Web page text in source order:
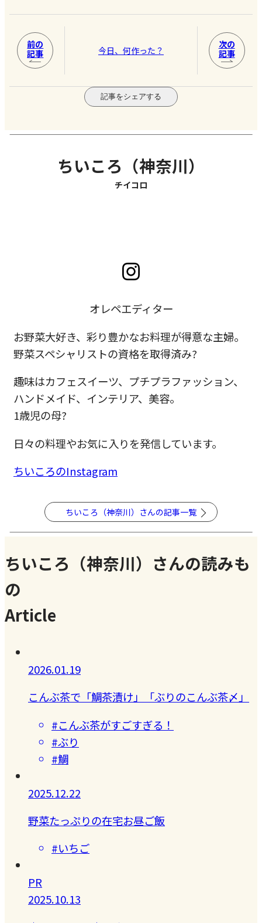
前の
記事
今日、何作った？
次の
記事
記事をシェアする
ちいころ（神奈川）
チイコロ
オレペエディター
お野菜大好き、彩り豊かなお料理が得意な主婦。
野菜スペシャリストの資格を取得済み?
趣味はカフェスイーツ、プチプラファッション、
ハンドメイド、インテリア、美容。
1歳児の母?
日々の料理やお気に入りを発信しています。
ちいころのInstagram
ちいころ（神奈川）さんの記事一覧
ちいころ（神奈川）さんの読みも
の
Article
2026.01.19
こんぶ茶で「鯛茶漬け」「ぶりのこんぶ茶〆」
#こんぶ茶がすごすぎる！
#ぶり
#鯛
2025.12.22
野菜たっぷりの在宅お昼ご飯
#いちご
PR
2025.10.13